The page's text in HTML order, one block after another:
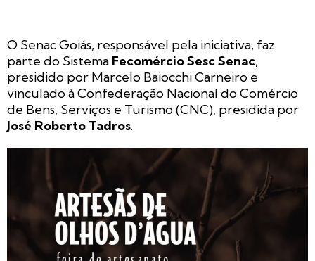
O Senac Goiás, responsável pela iniciativa, faz
parte do Sistema Fecomércio Sesc Senac,
presidido por Marcelo Baiocchi Carneiro e
vinculado à Confederação Nacional do Comércio
de Bens, Serviços e Turismo (CNC), presidida por
José Roberto Tadros.